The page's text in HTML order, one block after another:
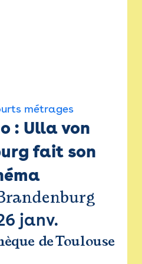
métrages
: Ulla von
fait son
janv.
de Toulouse